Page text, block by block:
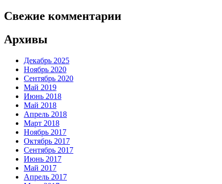
Свежие комментарии
Архивы
Декабрь 2025
Ноябрь 2020
Сентябрь 2020
Май 2019
Июнь 2018
Май 2018
Апрель 2018
Март 2018
Ноябрь 2017
Октябрь 2017
Сентябрь 2017
Июнь 2017
Май 2017
Апрель 2017